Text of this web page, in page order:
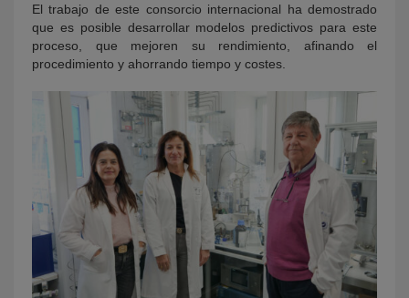
El trabajo de este consorcio internacional ha demostrado
que es posible desarrollar modelos predictivos para este
proceso, que mejoren su rendimiento, afinando el
procedimiento y ahorrando tiempo y costes.